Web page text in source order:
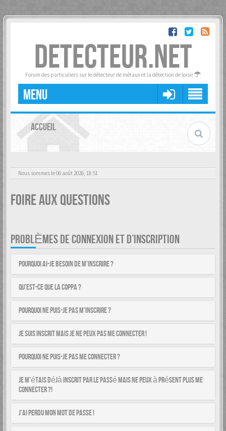
DETECTEUR.NET
Forum des particuliers sur le détecteur de métaux et la détection de loisir
MENU
ACCUEIL
Nous sommes le 06 août 2026, 18:51
Foire aux questions
PROBLÈMES DE CONNEXION ET D’INSCRIPTION
Pourquoi ai-je besoin de m’inscrire ?
Qu’est-ce que la COPPA ?
Pourquoi ne puis-je pas m’inscrire ?
Je suis inscrit mais je ne peux pas me connecter !
Pourquoi ne puis-je pas me connecter ?
Je m’étais déjà inscrit par le passé mais ne peux à présent plus me
connecter ?!
J’ai perdu mon mot de passe !